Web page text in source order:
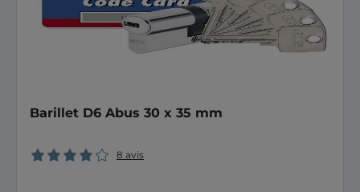
Barillet D6 Abus 30 x 35 mm
8 avis